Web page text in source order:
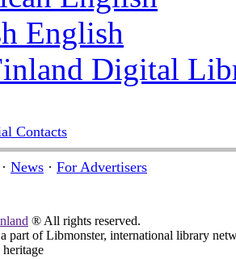
English
Digital
Contacts
· News · For Advertisers
® All rights reserved.
part of Libmonster, international library